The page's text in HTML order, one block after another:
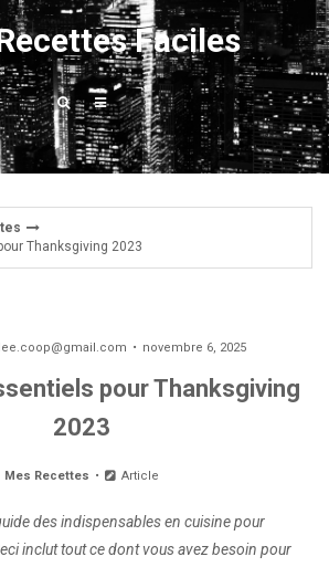
Faciles
Thanksgiving 2023
novembre 6, 2025
pour Thanksgiving
2023
Mes Recettes Article
des indispensables en cuisine pour
inclut tout ce dont vous avez besoin pour